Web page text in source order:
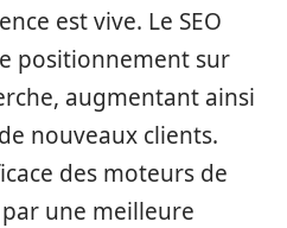
est vive. Le SEO
positionnement sur
augmentant ainsi
nouveaux clients.
des moteurs de
une meilleure